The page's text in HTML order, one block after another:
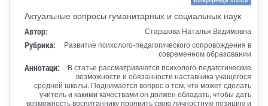
Актуальные вопросы гуманитарных и социальных наук
Автор: Старшова Наталья Вадимовна
Рубрика:
Развитие психолого-педагогического сопровождения в
современном образовании
Аннотаци:
В статье рассматриваются психолого-педагогические
возможности и обязанности наставника учащегося
средней школы. Поднимается вопрос о том, что может сделать
учитель и какими качествами он должен обладать, чтобы дать
возможность воспитаннику проявить свою личностную позицию и